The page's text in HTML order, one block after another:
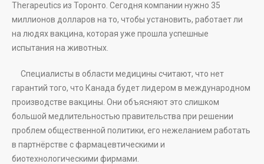
Therapeutics из Торонто. Сегодня компании нужно 35
миллионов долларов на то, чтобы установить, работает ли
на людях вакцина, которая уже прошла успешные
испытания на животных.
Специалисты в области медицины считают, что нет
гарантий того, что Канада будет лидером в международном
производстве вакцины. Они объясняют это слишком
большой медлительностью правительства при решении
проблем общественной политики, его нежеланием работать
в партнёрстве с фармацевтическими и
биотехнологическими фирмами.